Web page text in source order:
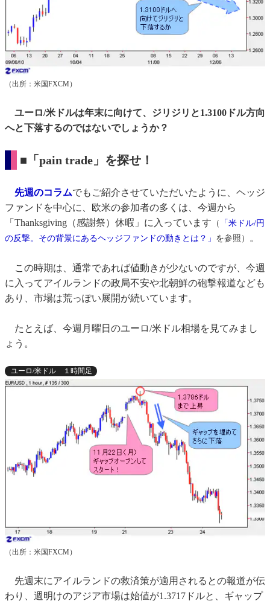
（出所：米国FXCM）
ユーロ/米ドルは年末に向けて、ジリジリと1.3100ドル方向
へと下落するのではないでしょうか？
■「pain trade」を探せ！
先週のコラムでもご紹介させていただいたように、ヘッジ
ファンドを中心に、欧米の参加者の多くは、今週から
「Thanksgiving（感謝祭）休暇」に入っています （
「米ドル/円
の反撃。その背景にあるヘッジファンドの動きとは？」 を参照） 。
この時期は、通常であれば値動きが少ないのですが、今週
に入ってアイルランドの政局不安や北朝鮮の砲撃報道なども
あり、市場は荒っぽい展開が続いています。
たとえば、今週月曜日のユーロ/米ドル相場を見てみまし
ょう。
ユーロ/米ドル １時間足
（出所：米国FXCM）
先週末にアイルランドの救済策が適用されるとの報道が伝
わり、週明けのアジア市場は始値が1.3717ドルと、ギャップ